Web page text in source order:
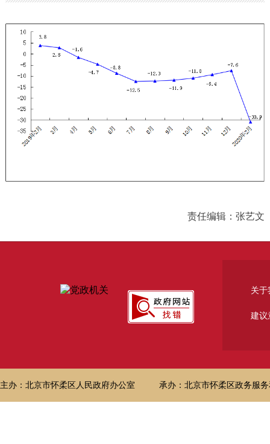
责任编辑：张艺文
关于
建议
主办：北京市怀柔区人民政府办公室 承办：北京市怀柔区政务服